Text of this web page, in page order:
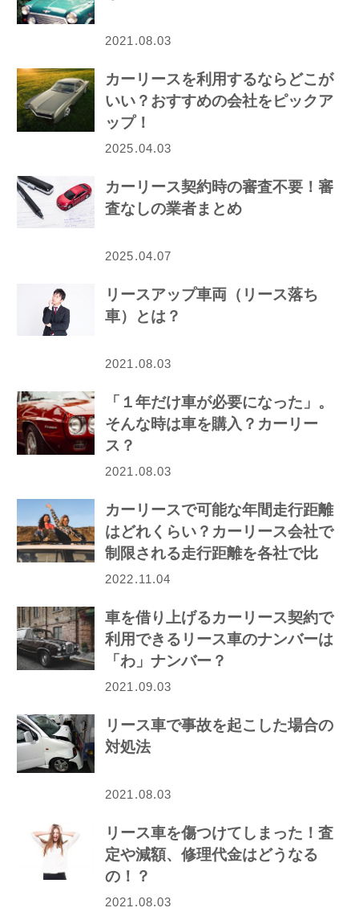
2021.08.03
カーリースを利用するならどこが
いい？おすすめの会社をピックア
ップ！
2025.04.03
カーリース契約時の審査不要！審
査なしの業者まとめ
2025.04.07
リースアップ車両（リース落ち
車）とは？
2021.08.03
「１年だけ車が必要になった」。
そんな時は車を購入？カーリー
ス？
2021.08.03
カーリースで可能な年間走行距離
はどれくらい？カーリース会社で
制限される走行距離を各社で比
較！
2022.11.04
車を借り上げるカーリース契約で
利用できるリース車のナンバーは
「わ」ナンバー？
2021.09.03
リース車で事故を起こした場合の
対処法
2021.08.03
リース車を傷つけてしまった！査
定や減額、修理代金はどうなる
の！？
2021.08.03